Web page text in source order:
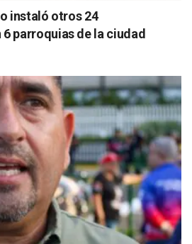
instaló otros 24
parroquias de la ciudad